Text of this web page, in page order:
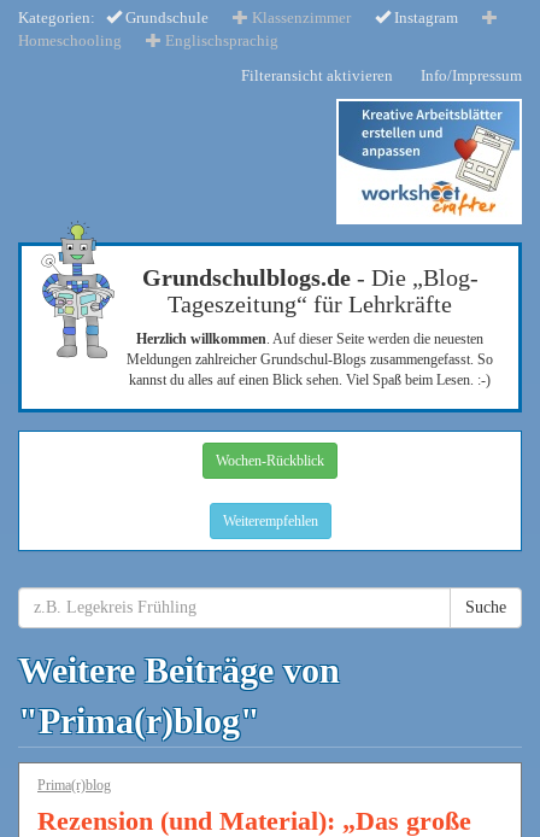
Kategorien: Grundschule Klassenzimmer
Instagram
Homeschooling
Englischsprachig
Filteransicht aktivieren
Info/Impressum
Grundschulblogs.de- Die „Blog-
Tageszeitung“ für Lehrkräfte
Herzlich willkommen. Auf dieser Seite werden die neuesten
Meldungen zahlreicher Grundschul-Blogs zusammengefasst. So
kannst du alles auf einen Blick sehen. Viel Spaß beim Lesen. :-)
Wochen-Rückblick
Weiterempfehlen
Suche
Weitere Beiträge von
"Prima(r)blog"
Prima(r)blog
Rezension (und Material): „Das große